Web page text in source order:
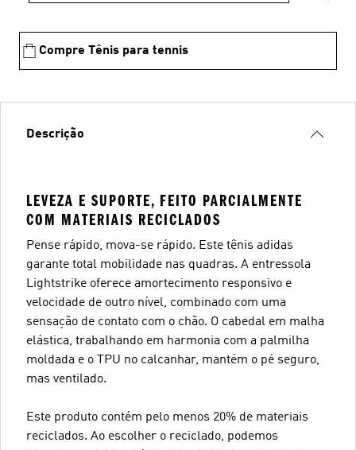
Compre Tênis para tennis
Descrição
LEVEZA E SUPORTE, FEITO PARCIALMENTE
COM MATERIAIS RECICLADOS
Pense rápido, mova-se rápido. Este tênis adidas
garante total mobilidade nas quadras. A entressola
Lightstrike oferece amortecimento responsivo e
velocidade de outro nível, combinado com uma
sensação de contato com o chão. O cabedal em malha
elástica, trabalhando em harmonia com a palmilha
moldada e o TPU no calcanhar, mantém o pé seguro,
mas ventilado.
Este produto contém pelo menos 20% de materiais
reciclados. Ao escolher o reciclado, podemos